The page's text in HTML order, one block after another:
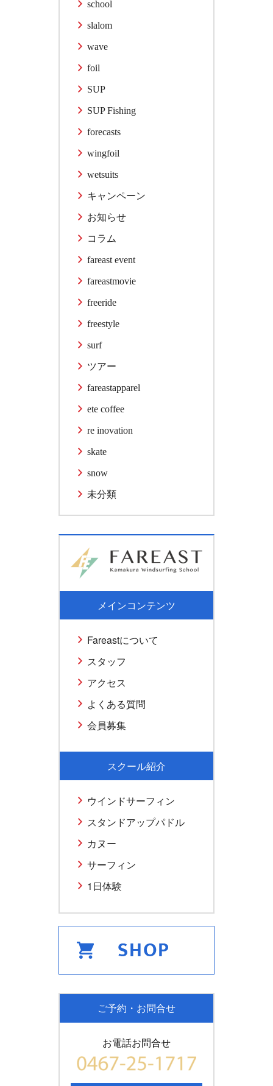
school
slalom
wave
foil
SUP
SUP Fishing
forecasts
wingfoil
wetsuits
キャンペーン
お知らせ
コラム
fareast event
fareastmovie
freeride
freestyle
surf
ツアー
fareastapparel
ete coffee
re inovation
skate
snow
未分類
メインコンテンツ
Fareastについて
スタッフ
アクセス
よくある質問
会員募集
スクール紹介
ウインドサーフィン
スタンドアップパドル
カヌー
サーフィン
1日体験
ご予約・お問合せ
お電話お問合せ